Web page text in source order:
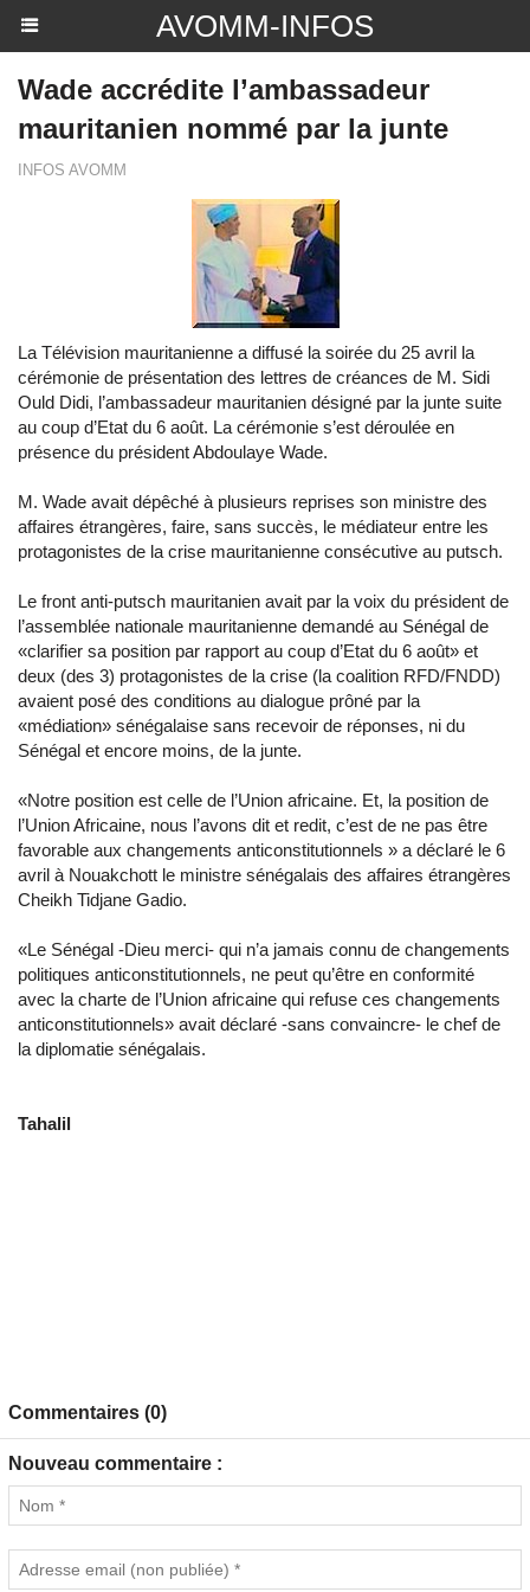
AVOMM-INFOS
Wade accrédite l’ambassadeur
mauritanien nommé par la junte
INFOS AVOMM
La Télévision mauritanienne a diffusé la soirée du 25 avril la
cérémonie de présentation des lettres de créances de M. Sidi
Ould Didi, l’ambassadeur mauritanien désigné par la junte suite
au coup d’Etat du 6 août. La cérémonie s’est déroulée en
présence du président Abdoulaye Wade.
M. Wade avait dépêché à plusieurs reprises son ministre des
affaires étrangères, faire, sans succès, le médiateur entre les
protagonistes de la crise mauritanienne consécutive au putsch.
Le front anti-putsch mauritanien avait par la voix du président de
l’assemblée nationale mauritanienne demandé au Sénégal de
«clarifier sa position par rapport au coup d’Etat du 6 août» et
deux (des 3) protagonistes de la crise (la coalition RFD/FNDD)
avaient posé des conditions au dialogue prôné par la
«médiation» sénégalaise sans recevoir de réponses, ni du
Sénégal et encore moins, de la junte.
«Notre position est celle de l’Union africaine. Et, la position de
l’Union Africaine, nous l’avons dit et redit, c’est de ne pas être
favorable aux changements anticonstitutionnels » a déclaré le 6
avril à Nouakchott le ministre sénégalais des affaires étrangères
Cheikh Tidjane Gadio.
«Le Sénégal -Dieu merci- qui n’a jamais connu de changements
politiques anticonstitutionnels, ne peut qu’être en conformité
avec la charte de l’Union africaine qui refuse ces changements
anticonstitutionnels» avait déclaré -sans convaincre- le chef de
la diplomatie sénégalais.
Tahalil
Commentaires (0)
Nouveau commentaire :